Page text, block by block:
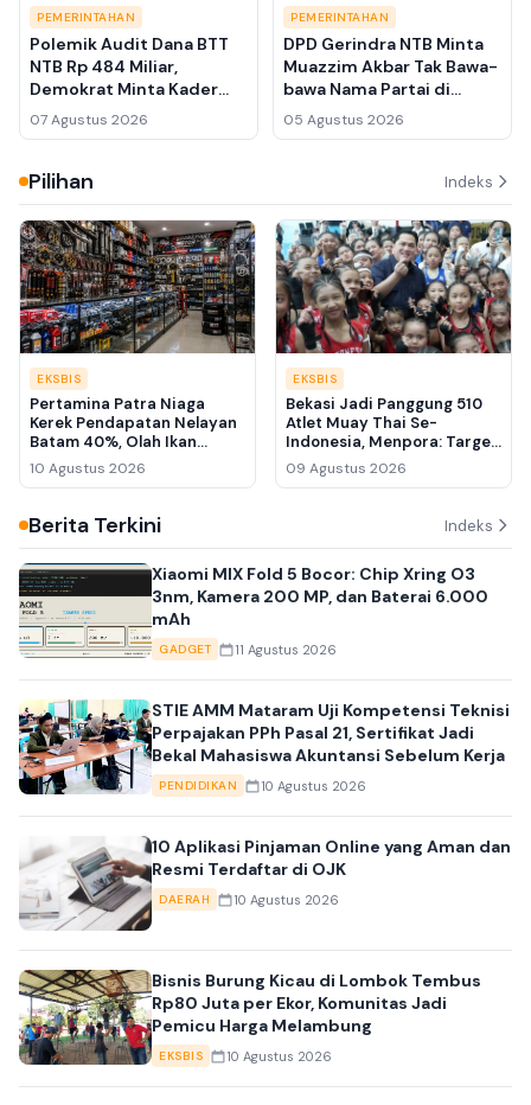
PEMERINTAHAN
Polemik Audit Dana BTT
NTB Rp 484 Miliar,
Demokrat Minta Kader
PDIP Belajar Tata Kelola
Pemerintahan
07 Agustus 2026
PEMERINTAHAN
DPD Gerindra NTB Minta
Muazzim Akbar Tak Bawa-
bawa Nama Partai di
Kasus Bupati Lombok
Barat Lalu Ahmad Zaini
05 Agustus 2026
Pilihan Indeks
EKSBIS
Pertamina Patra Niaga
Kerek Pendapatan Nelayan
Batam 40%, Olah Ikan
Kakap hingga Bawal Jadi
Produk Usaha
10 Agustus 2026
EKSBIS
Bekasi Jadi Panggung 510
Atlet Muay Thai Se-
Indonesia, Menpora: Target
Kami Emas di SEA Games
2026
09 Agustus 2026
Berita Terkini Indeks
Xiaomi MIX Fold 5 Bocor: Chip Xring O3
3nm, Kamera 200 MP, dan Baterai 6.000
mAh
GADGET 11 Agustus 2026
STIE AMM Mataram Uji Kompetensi Teknisi
Perpajakan PPh Pasal 21, Sertifikat Jadi
Bekal Mahasiswa Akuntansi Sebelum Kerja
PENDIDIKAN 10 Agustus 2026
10 Aplikasi Pinjaman Online yang Aman dan
Resmi Terdaftar di OJK
DAERAH 10 Agustus 2026
Bisnis Burung Kicau di Lombok Tembus
Rp80 Juta per Ekor, Komunitas Jadi
Pemicu Harga Melambung
EKSBIS 10 Agustus 2026